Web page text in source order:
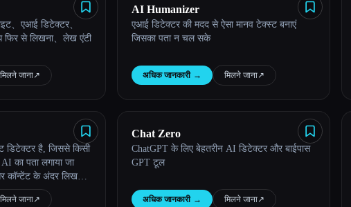
、एआई डिटेक्टर、
फिर से लिखना、लेख एंटी
मिलने जाना↗︎
AI Humanizer
एआई डिटेक्टर की मदद से ऐसा मानव टेक्स्ट बनाएं
जिसका पता न चल सके
अधिक जानकारी → मिलने जाना↗︎
डिटेक्टर है, जिससे किसी
का पता लगाया जा
कॉन्टेंट के अंदर लिखने
मिलने जाना↗︎
Chat Zero
ChatGPT के लिए बेहतरीन AI डिटेक्टर और बाईपास
GPT टूल
अधिक जानकारी → मिलने जाना↗︎